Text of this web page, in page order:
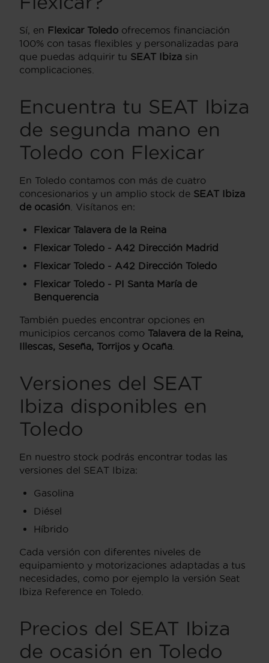
Sí, en Flexicar Toledo ofrecemos financiación
100% con tasas flexibles y personalizadas para
que puedas adquirir tu SEAT Ibiza sin
complicaciones.
Encuentra tu SEAT Ibiza
de segunda mano en
Toledo con Flexicar
En Toledo contamos con más de cuatro
concesionarios y un amplio stock de SEAT Ibiza
de ocasión . Visítanos en:
Flexicar Talavera de la Reina
Flexicar Toledo - A42 Dirección Madrid
Flexicar Toledo - A42 Dirección Toledo
Flexicar Toledo - PI Santa María de
Benquerencia
También puedes encontrar opciones en
municipios cercanos como Talavera de la Reina,
Illescas, Seseña, Torrijos y Ocaña
Versiones del SEAT
Ibiza disponibles en
Toledo
En nuestro stock podrás encontrar todas las
versiones del SEAT Ibiza:
Gasolina
Diésel
Híbrido
Cada versión con diferentes niveles de
equipamiento y motorizaciones adaptadas a tus
necesidades, como por ejemplo la versión Seat
Ibiza Reference en Toledo.
Precios del SEAT Ibiza
de ocasión en Toledo